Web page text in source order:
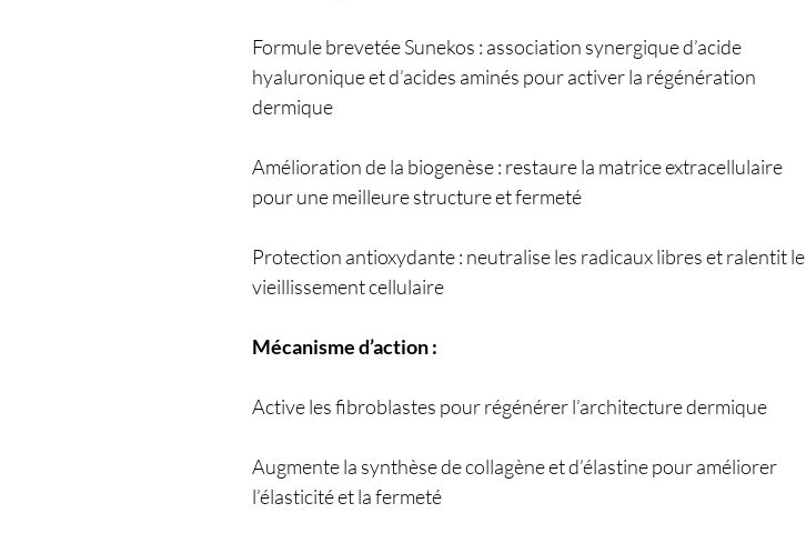
Formule brevetée Sunekos : association synergique d’acide
hyaluronique et d’acides aminés pour activer la régénération
dermique
Amélioration de la biogenèse : restaure la matrice extracellulaire
pour une meilleure structure et fermeté
Protection antioxydante : neutralise les radicaux libres et ralentit le
vieillissement cellulaire
Mécanisme d’action :
Active les fibroblastes pour régénérer l’architecture dermique
Augmente la synthèse de collagène et d’élastine pour améliorer
l’élasticité et la fermeté